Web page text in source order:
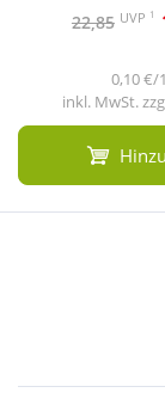
22,85 UVP 1
0,10 €/
inkl. MwSt.